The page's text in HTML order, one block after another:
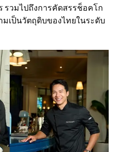
รวมไปถึงการคัดสรรช็อคโก
เป็นวัตถุดิบของไทยในระดับ